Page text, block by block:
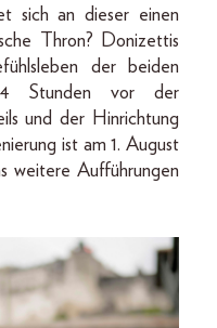
sich an dieser einen
Thron? Donizettis
der beiden
Stunden vor der
und der Hinrichtung
ist am 1. August
weitere Aufführungen